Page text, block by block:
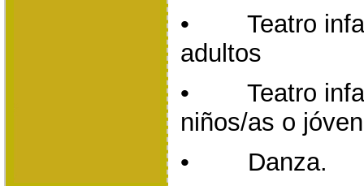
• Teatro
adultos
• Teatro
niños/as o
• Danza.